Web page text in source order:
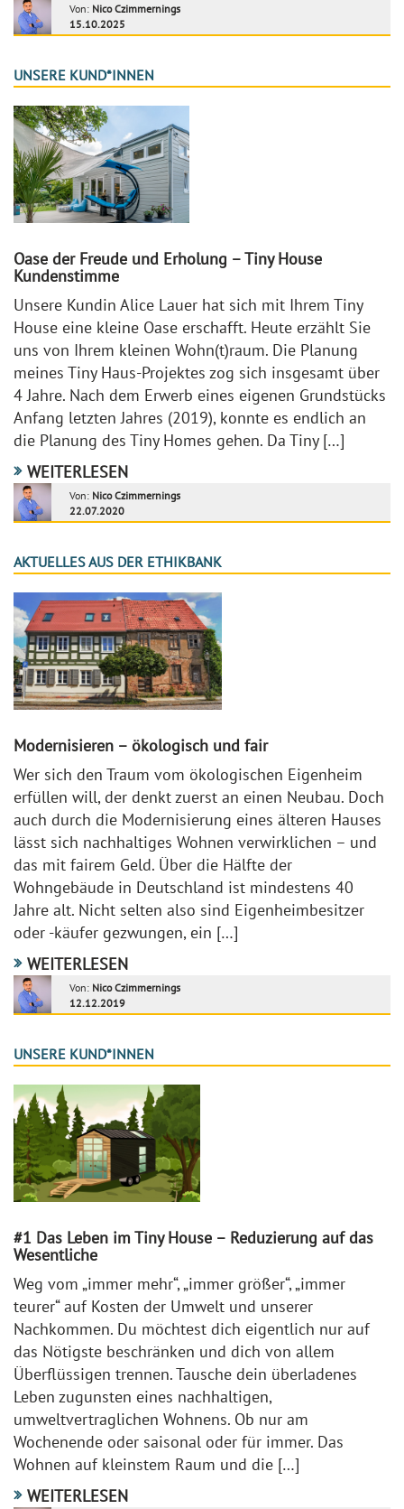
Von: Nico Czimmernings
15.10.2025
UNSERE KUND*INNEN
Oase der Freude und Erholung – Tiny House
Kundenstimme
Unsere Kundin Alice Lauer hat sich mit Ihrem Tiny
House eine kleine Oase erschafft. Heute erzählt Sie
uns von Ihrem kleinen Wohn(t)raum. Die Planung
meines Tiny Haus-Projektes zog sich insgesamt über
4 Jahre. Nach dem Erwerb eines eigenen Grundstücks
Anfang letzten Jahres (2019), konnte es endlich an
die Planung des Tiny Homes gehen. Da Tiny […]
WEITERLESEN
Von: Nico Czimmernings
22.07.2020
AKTUELLES AUS DER ETHIKBANK
Modernisieren – ökologisch und fair
Wer sich den Traum vom ökologischen Eigenheim
erfüllen will, der denkt zuerst an einen Neubau. Doch
auch durch die Modernisierung eines älteren Hauses
lässt sich nachhaltiges Wohnen verwirklichen – und
das mit fairem Geld. Über die Hälfte der
Wohngebäude in Deutschland ist mindestens 40
Jahre alt. Nicht selten also sind Eigenheimbesitzer
oder -käufer gezwungen, ein […]
WEITERLESEN
Von: Nico Czimmernings
12.12.2019
UNSERE KUND*INNEN
#1 Das Leben im Tiny House – Reduzierung auf das
Wesentliche
Weg vom „immer mehr“, „immer größer“, „immer
teurer“ auf Kosten der Umwelt und unserer
Nachkommen. Du möchtest dich eigentlich nur auf
das Nötigste beschränken und dich von allem
Überflüssigen trennen. Tausche dein überladenes
Leben zugunsten eines nachhaltigen,
umweltvertraglichen Wohnens. Ob nur am
Wochenende oder saisonal oder für immer. Das
Wohnen auf kleinstem Raum und die […]
WEITERLESEN